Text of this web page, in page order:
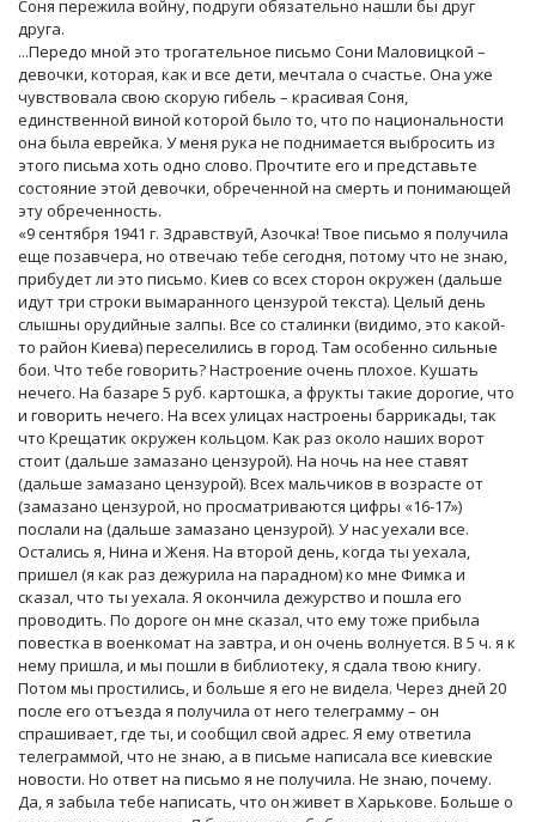
Соня пережила войну, подруги обязательно нашли бы друг
друга.
...Передо мной это трогательное письмо Сони Маловицкой –
девочки, которая, как и все дети, мечтала о счастье. Она уже
чувствовала свою скорую гибель – красивая Соня,
единственной виной которой было то, что по национальности
она была еврейка. У меня рука не поднимается выбросить из
этого письма хоть одно слово. Прочтите его и представьте
состояние этой девочки, обреченной на смерть и понимающей
эту обреченность.
«9 сентября 1941 г. Здравствуй, Азочка! Твое письмо я получила
еще позавчера, но отвечаю тебе сегодня, потому что не знаю,
прибудет ли это письмо. Киев со всех сторон окружен (дальше
идут три строки вымаранного цензурой текста). Целый день
слышны орудийные залпы. Все со сталинки (видимо, это какой-
то район Киева) переселились в город. Там особенно сильные
бои. Что тебе говорить? Настроение очень плохое. Кушать
нечего. На базаре 5 руб. картошка, а фрукты такие дорогие, что
и говорить нечего. На всех улицах настроены баррикады, так
что Крещатик окружен кольцом. Как раз около наших ворот
стоит (дальше замазано цензурой). На ночь на нее ставят
(дальше замазано цензурой). Всех мальчиков в возрасте от
(замазано цензурой, но просматриваются цифры «16-17»)
послали на (дальше замазано цензурой). У нас уехали все.
Остались я, Нина и Женя. На второй день, когда ты уехала,
пришел (я как раз дежурила на парадном) ко мне Фимка и
сказал, что ты уехала. Я окончила дежурство и пошла его
проводить. По дороге он мне сказал, что ему тоже прибыла
повестка в военкомат на завтра, и он очень волнуется. В 5 ч. я к
нему пришла, и мы пошли в библиотеку, я сдала твою книгу.
Потом мы простились, и больше я его не видела. Через дней 20
после его отъезда я получила от него телеграмму – он
спрашивает, где ты, и сообщил свой адрес. Я ему ответила
телеграммой, что не знаю, а в письме написала все киевские
новости. Но ответ на письмо я не получила. Не знаю, почему.
Да, я забыла тебе написать, что он живет в Харькове. Больше о